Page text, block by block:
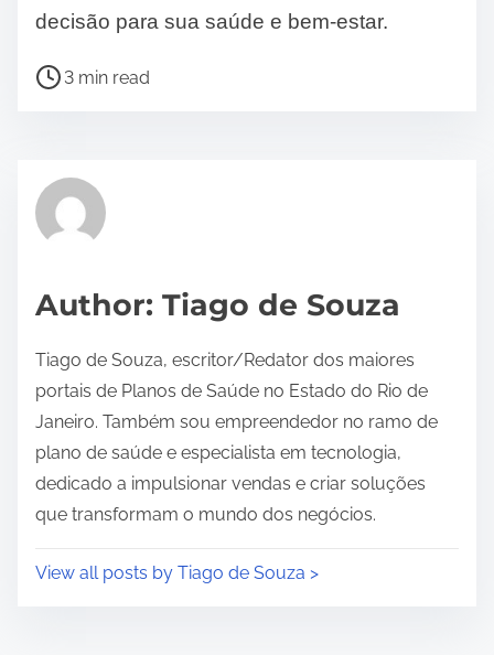
decisão para sua saúde e bem-estar.
P
r
e
t
i
e
3 min read
Author: Tiago de Souza
Tiago de Souza, escritor/Redator dos maiores
portais de Planos de Saúde no Estado do Rio de
Janeiro. Também sou empreendedor no ramo de
plano de saúde e especialista em tecnologia,
dedicado a impulsionar vendas e criar soluções
que transformam o mundo dos negócios.
View all posts by Tiago de Souza >